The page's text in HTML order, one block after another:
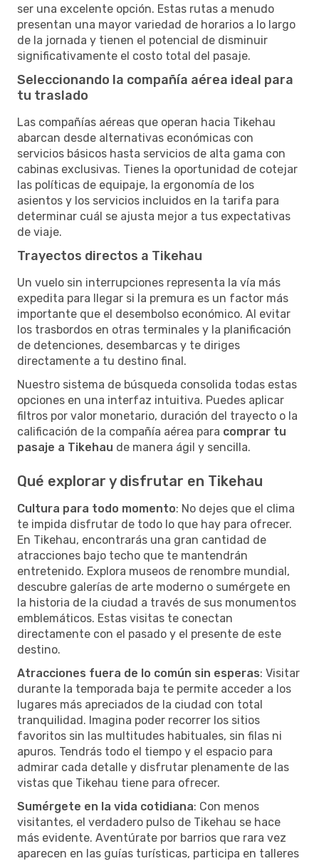
ser una excelente opción. Estas rutas a menudo
presentan una mayor variedad de horarios a lo largo
de la jornada y tienen el potencial de disminuir
significativamente el costo total del pasaje.
Seleccionando la compañía aérea ideal para
tu traslado
Las compañías aéreas que operan hacia Tikehau
abarcan desde alternativas económicas con
servicios básicos hasta servicios de alta gama con
cabinas exclusivas. Tienes la oportunidad de cotejar
las políticas de equipaje, la ergonomía de los
asientos y los servicios incluidos en la tarifa para
determinar cuál se ajusta mejor a tus expectativas
de viaje.
Trayectos directos a Tikehau
Un vuelo sin interrupciones representa la vía más
expedita para llegar si la premura es un factor más
importante que el desembolso económico. Al evitar
los trasbordos en otras terminales y la planificación
de detenciones, desembarcas y te diriges
directamente a tu destino final.
Nuestro sistema de búsqueda consolida todas estas
opciones en una interfaz intuitiva. Puedes aplicar
filtros por valor monetario, duración del trayecto o la
calificación de la compañía aérea para comprar tu
pasaje a Tikehau de manera ágil y sencilla.
Qué explorar y disfrutar en Tikehau
Cultura para todo momento: No dejes que el clima
te impida disfrutar de todo lo que hay para ofrecer.
En Tikehau, encontrarás una gran cantidad de
atracciones bajo techo que te mantendrán
entretenido. Explora museos de renombre mundial,
descubre galerías de arte moderno o sumérgete en
la historia de la ciudad a través de sus monumentos
emblemáticos. Estas visitas te conectan
directamente con el pasado y el presente de este
destino.
Atracciones fuera de lo común sin esperas: Visitar
durante la temporada baja te permite acceder a los
lugares más apreciados de la ciudad con total
tranquilidad. Imagina poder recorrer los sitios
favoritos sin las multitudes habituales, sin filas ni
apuros. Tendrás todo el tiempo y el espacio para
admirar cada detalle y disfrutar plenamente de las
vistas que Tikehau tiene para ofrecer.
Sumérgete en la vida cotidiana: Con menos
visitantes, el verdadero pulso de Tikehau se hace
más evidente. Aventúrate por barrios que rara vez
aparecen en las guías turísticas, participa en talleres